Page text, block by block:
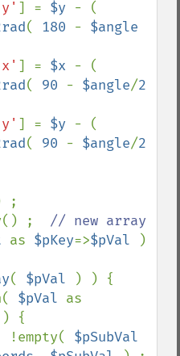
] = $y
( 180 -
] = $x
( 90 - $angle/
] = $y
( 90 - $angle/
;
; // new array
as $pKey=>$pVal
)
( $pVal
) ) {
$pVal
) {
if( !empty(